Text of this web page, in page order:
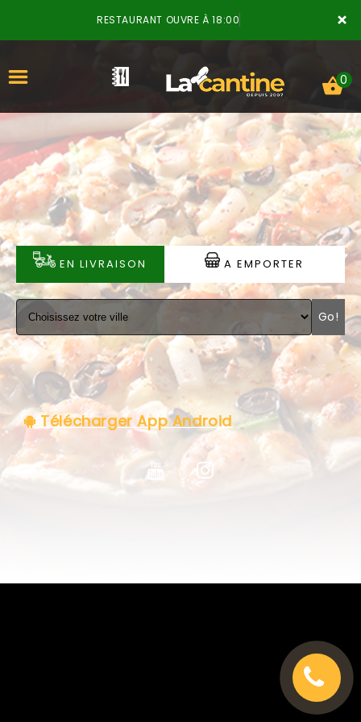
×
RESTAURANT OUVRE À 18:00
ACCUEIL
LA CARTE
VOTRE COMPTE
NOTRE RESTAURANT
VOS AVIS
MENTIONS LÉGALES
C.G.V
0
EN LIVRAISON A EMPORTER
Go!
Télécharger App Android